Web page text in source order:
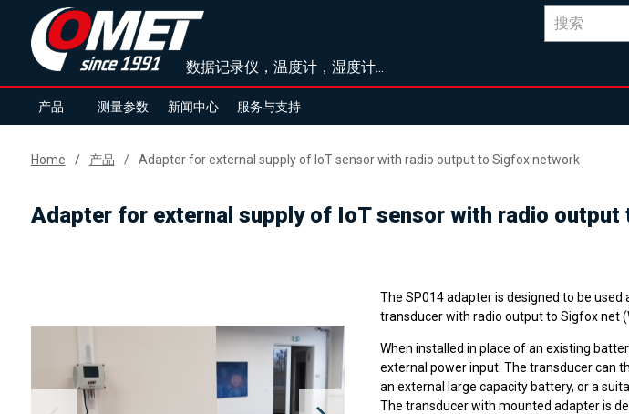
数据记录仪，温度计，湿度计...
产品 测量参数 新闻中心 服务与支持
Home 产品 Adapter for external supply of IoT sensor with radio output to Sigfox network
Adapter for external supply of IoT sensor with radio
The SP014 adapter is designed to be
transducer with radio output to Sigfox net
When installed in place of an existing
external power input. The transducer can
an external large capacity battery, or a
The transducer with mounted adapter is